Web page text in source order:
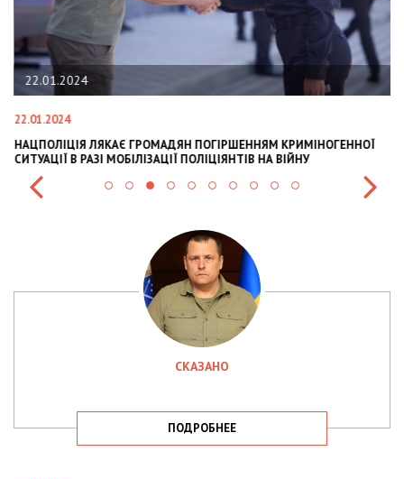
22.01.2024
22.01.2024
НАЦПОЛІЦІЯ ЛЯКАЄ ГРОМАДЯН ПОГІРШЕННЯМ КРИМІНОГЕННОЇ
СИТУАЦІЇ В РАЗІ МОБІЛІЗАЦІЇ ПОЛІЦІЯНТІВ НА ВІЙНУ
СКАЗАНО
ПОДРОБНЕЕ